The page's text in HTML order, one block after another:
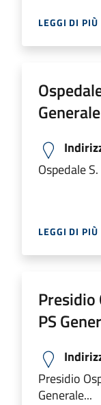
LEGGI DI PIÙ
Generale
Ospedale
LEGGI DI PIÙ
Presidio
PS
Presidio
Generale...